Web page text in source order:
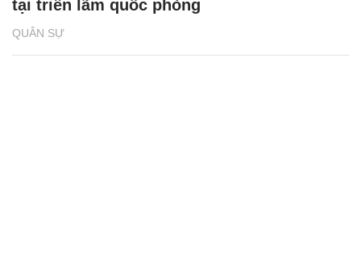
QUÂN SỰ
tại triển lãm quốc phòng